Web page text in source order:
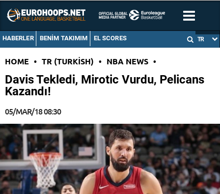
HABERLER BENIM TAKIMIM EL SCORES TR
HOME • TR (TURKISH) • NBA NEWS •
Davis Tekledi, Mirotic Vurdu, Pelicans
Kazandı!
05/MAR/18 08:30